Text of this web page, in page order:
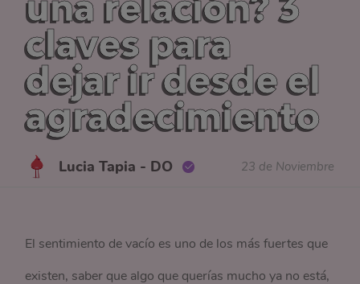
claves para
dejar ir desde el
agradecimiento
Lucia Tapia - DO 23 de Noviembre
El sentimiento de vacío es uno de los más fuertes que
existen, saber que algo que querías mucho ya no está,